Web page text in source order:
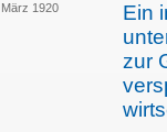
März 1920
Ein
zur